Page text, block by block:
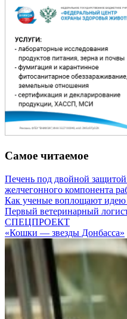
Самое читаемое
Печень под двойной
желчегонного компонента
Как ученые воплощают идею
Первый ветеринарный
СПЕЦПРОЕКТ
«Кошки — звезды Донбасса»